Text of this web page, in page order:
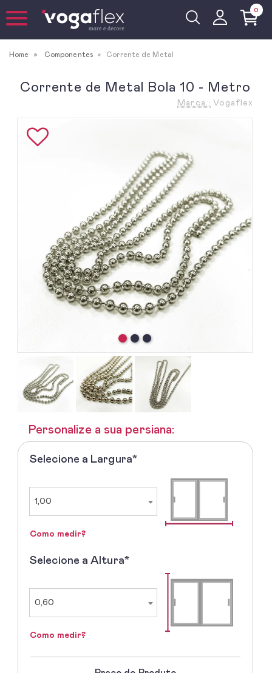
0
Home Componentes Corrente de Metal
Corrente de Metal Bola 10 - Metro
Marca.: Vogaflex
Personalize a sua persiana:
1º
Selecione a Largura*
1,00
Como medir?
2º
Selecione a Altura*
0,60
Como medir?